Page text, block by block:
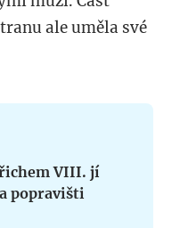
ale uměla své
VIII. jí
popravišti